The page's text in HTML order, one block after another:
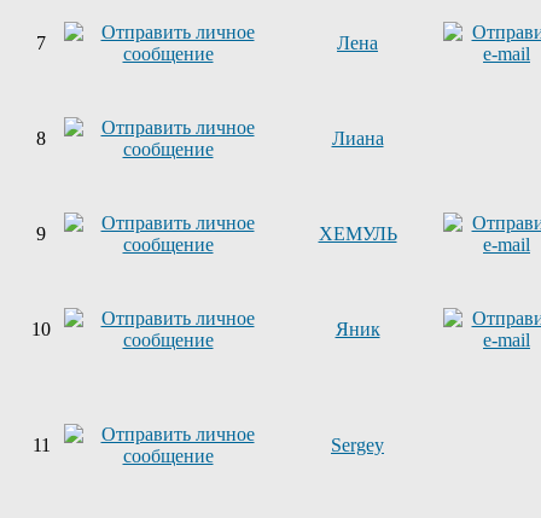
7 Лена
8 Лиана
9 ХЕМУЛЬ
10 Яник
11 Sergey